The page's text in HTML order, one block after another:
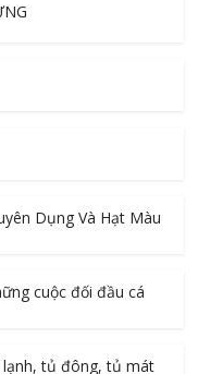
Dụng Và Hạt Màu
cuộc đối đầu cá
tủ đông, tủ mát